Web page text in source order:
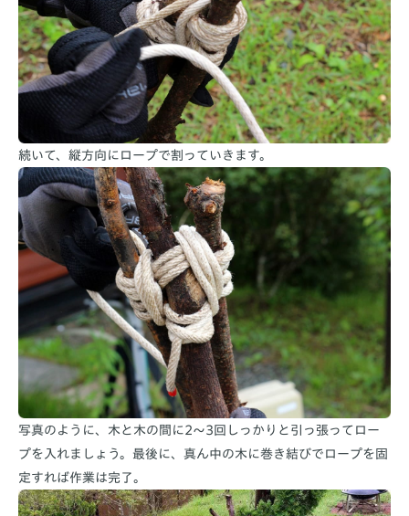
続いて、縦方向にロープで割っていきます。
写真のように、木と木の間に2〜3回しっかりと引っ張ってロー
プを入れましょう。最後に、真ん中の木に巻き結びでロープを固
定すれば作業は完了。